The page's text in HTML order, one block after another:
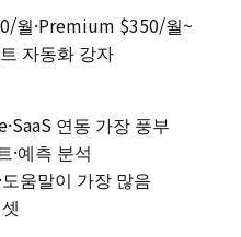
월·Premium $350/월~
자동화 강자
연동 가장 풍부
·예측 분석
움말이 가장 많음